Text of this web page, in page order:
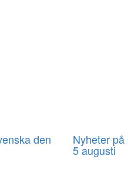
den Nyheter
5 augusti